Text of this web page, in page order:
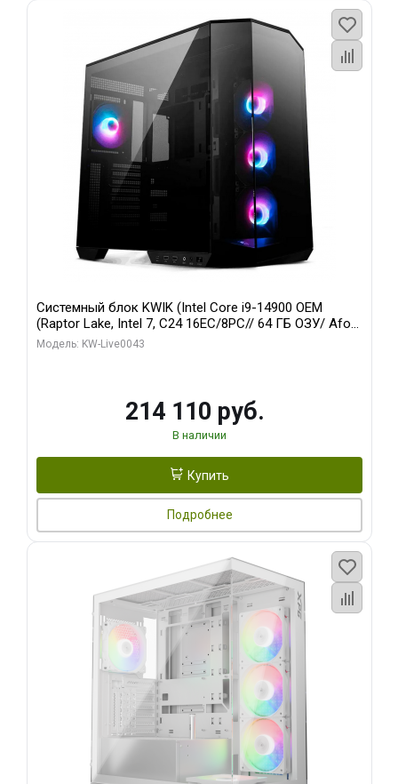
Системный блок KWIK (Intel Core i9-14900 OEM
(Raptor Lake, Intel 7, C24 16EC/8PC// 64 ГБ ОЗУ/ Afox
RTX3060Ti 8GB GDDR6 256bit 3xDP HDMI 2FAN RTL/
Модель: KW-Live0043
214 110 руб.
В наличии
Купить
Подробнее